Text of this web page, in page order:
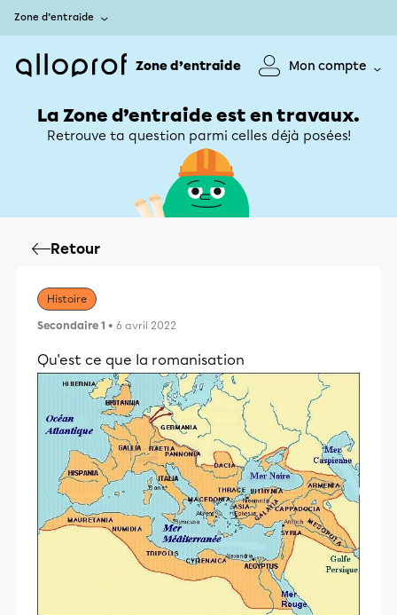
Zone d’entraide
Zone d’entraide Mon compte
La Zone d’entraide est en travaux.
Retrouve ta question parmi celles déjà posées!
Retour
Histoire
Secondaire 1 • 6 avril 2022
Qu'est ce que la romanisation